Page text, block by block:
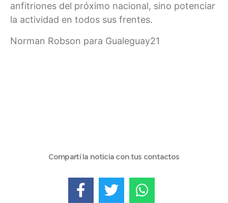
anfitriones del próximo nacional, sino potenciar
la actividad en todos sus frentes.
Norman Robson para Gualeguay21
Compartí la noticia con tus contactos